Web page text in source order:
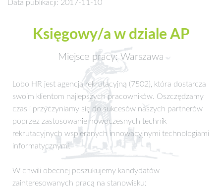
Data publikacji: 2017-11-10
Księgowy/a w dziale AP
Miejsce pracy: Warszawa
Lobo HR jest agencją rekrutacyjną (7502), która dostarcza
swoim klientom najlepszych pracowników. Oszczędzamy
czas i przyczyniamy się do sukcesów naszych partnerów
poprzez zastosowanie nowoczesnych technik
rekrutacyjnych wspieranych innowacyjnymi technologiami
informatycznymi.
W chwili obecnej poszukujemy kandydatów
zainteresowanych pracą na stanowisku: